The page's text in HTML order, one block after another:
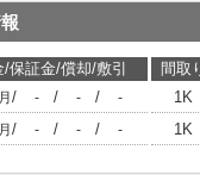
保証金/償却/敷引 間取
/ - / - / - 1K
/ - / - / - 1K